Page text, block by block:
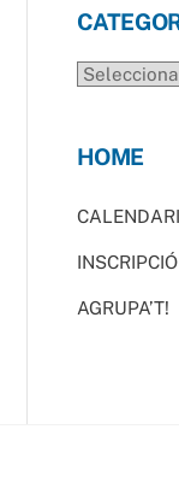
HOME
AGRUPA’T!